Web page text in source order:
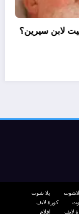
تعرف علي – ما هو